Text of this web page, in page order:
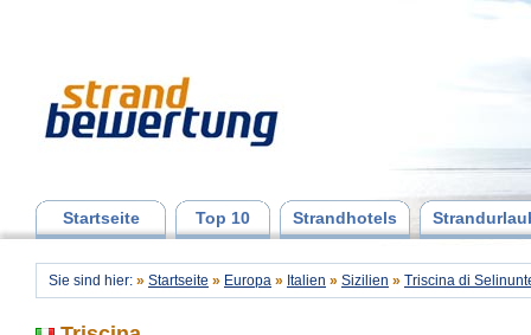
Startseite Top 10 Strandhotels
Sie sind hier: » Startseite » Europa » Italien » Sizilien » Triscina di